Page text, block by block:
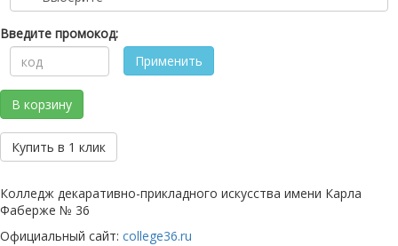
Введите промокод:
Применить
В корзину
Купить в 1 клик
Колледж декаративно-прикладного искусства имени Карла
Фаберже № 36
Официальный сайт: college36.ru